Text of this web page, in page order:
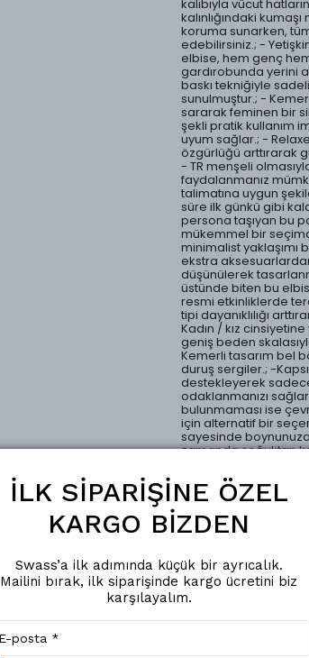
kalıbıyla vücut
kalınlığındaki
koruma sunarken,
edebilirsiniz.; -
elbise, hem genç
gardırobunda yerini
baskı tekniğiyle
sunulmuştur.; -
sararak feminen bir
şekli pratik kullanım
uyum sağlar.; -
özgürlüğü arttırarak
- TR menşeli
faydalanmanız
talimatına uygun
süre ilk günkü gibi
persona taşıyan bu
mükemmel bir
minimalist yaklaşımı
ekstra
düşünülerek
üstünde biten bu
resmi etkinliklerde
tipi dayanıklılığı
Kadın / kız
geniş beden
Kemerli tasarım bel
duruş sergiler.; -
destekleyerek
odaklanmanızı
bulunmaması ise
için alternatif bir
sayesinde
zamanda soğuktan
giyip çıkarmaya
katmaktadır.; -Uzun
geçişlerde ideal
görünümünden
üreticisi olarak
alırken aynı
Kargo & Teslimat
Yıkama Talimatı
İLK SİPARİŞİNE ÖZEL
KARGO BİZDEN
Swass’a ilk adımında küçük bir ayrıcalık.
Mailini bırak, ilk siparişinde kargo ücretini biz
karşılayalım.